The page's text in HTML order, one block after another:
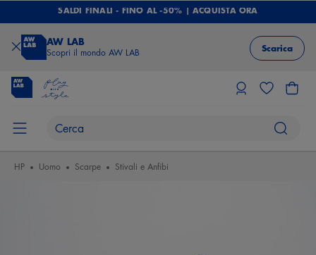
SALDI FINALI - FINO AL -50% | ACQUISTA ORA
AW LAB
Scopri il mondo AW LAB Scarica
HP Uomo Scarpe Stivali e Anfibi